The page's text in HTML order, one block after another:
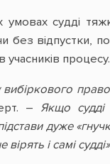
умовах судді
без відпустки,
– Якщо
дуже
і самі судді»